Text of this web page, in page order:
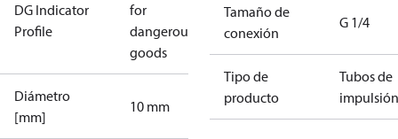
DG Indicator
Profile
for
dangerous
goods
Diámetro
[mm]
10 mm
Tamaño de
conexión
G 1/4
Tipo de
producto
Tubos de
impulsión